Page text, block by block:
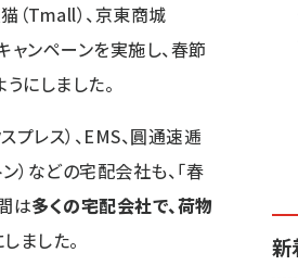
（Tmall）、京東商城
ャンペーンを実施し、春節
にしました。
プレス）、EMS、圓通速逓
ン）などの宅配会社も、「春
は多くの宅配会社で、荷物
ました。
新